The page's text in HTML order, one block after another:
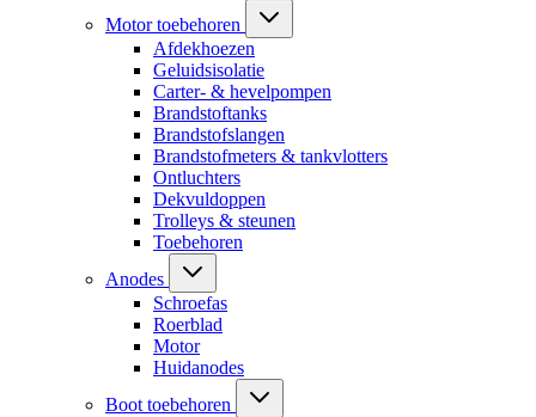
Motor toebehoren
Afdekhoezen
Geluidsisolatie
Carter- & hevelpompen
Brandstoftanks
Brandstofslangen
Brandstofmeters & tankvlotters
Ontluchters
Dekvuldoppen
Trolleys & steunen
Toebehoren
Anodes
Schroefas
Roerblad
Motor
Huidanodes
Boot toebehoren